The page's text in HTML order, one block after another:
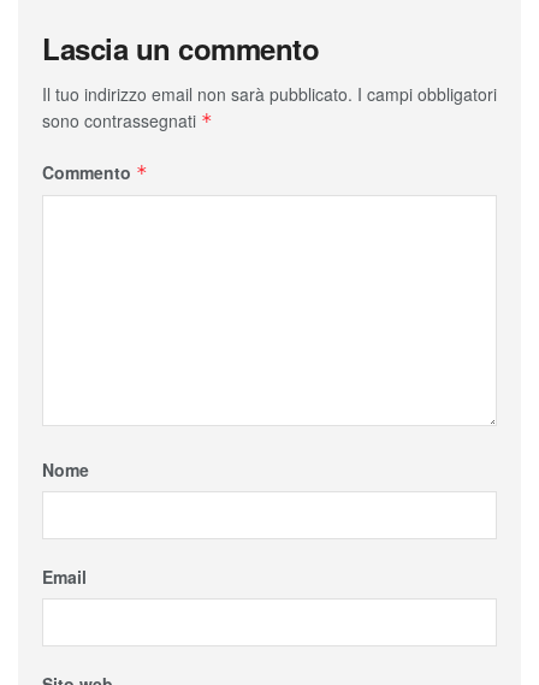
Lascia un commento
Il tuo indirizzo email non sarà pubblicato. I campi obbligatori
sono contrassegnati *
Commento *
Nome
Email